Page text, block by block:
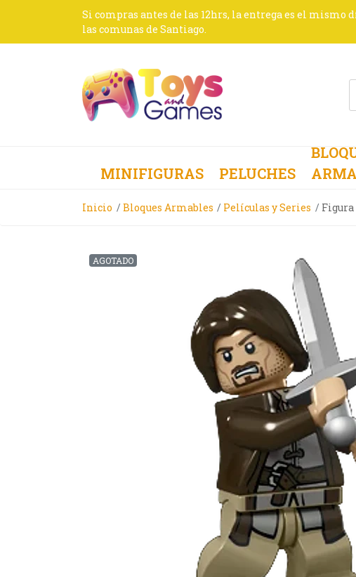
Si compras antes de las 12hrs, la entrega es el mismo
las comunas de Santiago.
MINIFIGURAS PELUCHES
Inicio Bloques Armables Películas y Series Figura
AGOTADO